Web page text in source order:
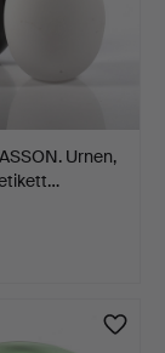
Urnen,